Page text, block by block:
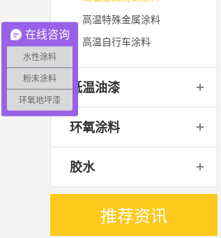
高温特殊金属涂料
高温自行车涂料
低温油漆
环氧涂料
胶水
推荐资讯
水性底漆和水性面漆有什么区别
粉末涂料软化温度测试？-登王粉末涂料
水性漆和油性漆之间能互相覆盖吗(三）
在线咨询
水性涂料
粉末涂料
环氧地坪漆